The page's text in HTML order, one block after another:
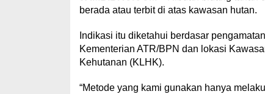
berada atau terbit di atas kawasan hutan.
Indikasi itu diketahui berdasar
Kementerian ATR/BPN dan lokasi
Kehutanan (KLHK).
“Metode yang kami gunakan hanya